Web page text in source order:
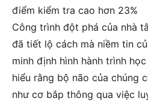
điểm kiểm tra cao hơn 23%
Công trình đột phá của nhà
đã tiết lộ cách mà niềm tin
minh định hình hành trình
hiểu rằng bộ não của chúng
như cơ bắp thông qua việc